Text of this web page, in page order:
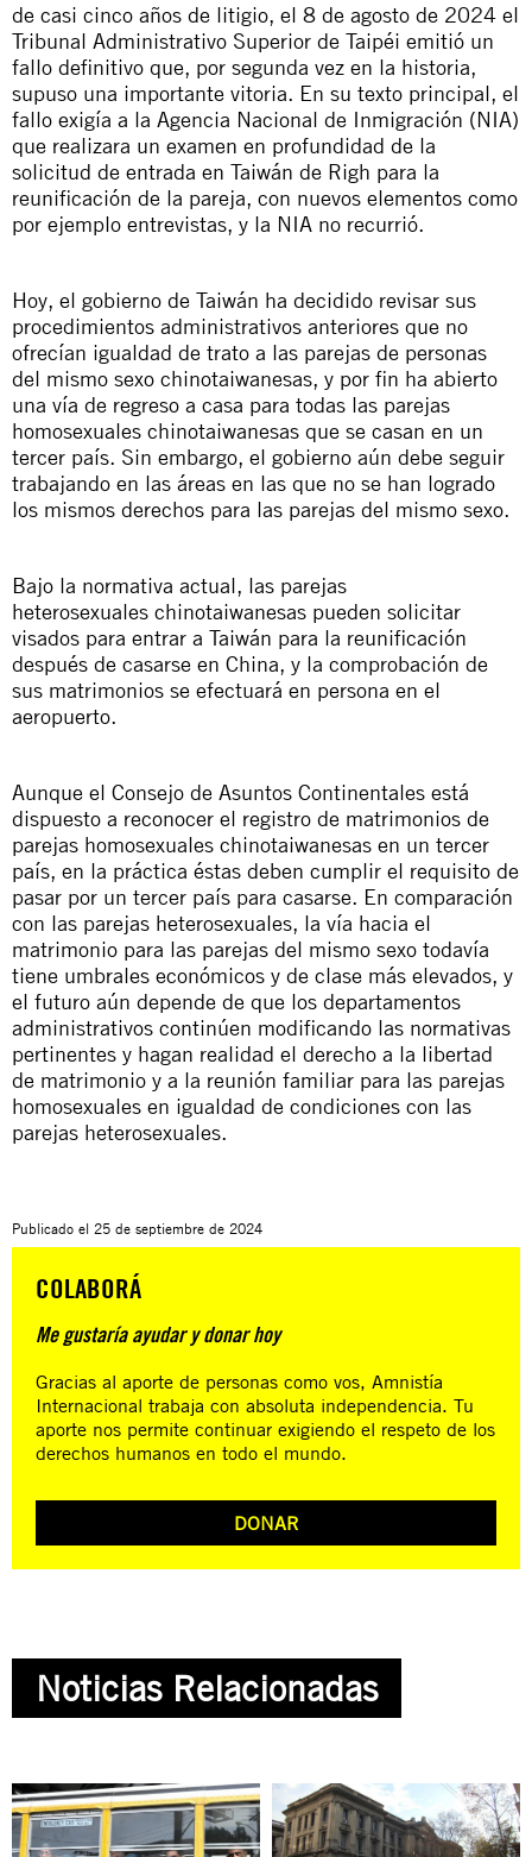
de casi cinco años de litigio, el 8 de agosto de 2024 el
Tribunal Administrativo Superior de Taipéi emitió un
fallo definitivo que, por segunda vez en la historia,
supuso una importante vitoria. En su texto principal, el
fallo exigía a la Agencia Nacional de Inmigración (NIA)
que realizara un examen en profundidad de la
solicitud de entrada en Taiwán de Righ para la
reunificación de la pareja, con nuevos elementos como
por ejemplo entrevistas, y la NIA no recurrió.
Hoy, el gobierno de Taiwán ha decidido revisar sus
procedimientos administrativos anteriores que no
ofrecían igualdad de trato a las parejas de personas
del mismo sexo chinotaiwanesas, y por fin ha abierto
una vía de regreso a casa para todas las parejas
homosexuales chinotaiwanesas que se casan en un
tercer país. Sin embargo, el gobierno aún debe seguir
trabajando en las áreas en las que no se han logrado
los mismos derechos para las parejas del mismo sexo.
Bajo la normativa actual, las parejas
heterosexuales chinotaiwanesas pueden solicitar
visados para entrar a Taiwán para la reunificación
después de casarse en China, y la comprobación de
sus matrimonios se efectuará en persona en el
aeropuerto.
Aunque el Consejo de Asuntos Continentales está
dispuesto a reconocer el registro de matrimonios de
parejas homosexuales chinotaiwanesas en un tercer
país, en la práctica éstas deben cumplir el requisito de
pasar por un tercer país para casarse. En comparación
con las parejas heterosexuales, la vía hacia el
matrimonio para las parejas del mismo sexo todavía
tiene umbrales económicos y de clase más elevados, y
el futuro aún depende de que los departamentos
administrativos continúen modificando las normativas
pertinentes y hagan realidad el derecho a la libertad
de matrimonio y a la reunión familiar para las parejas
homosexuales en igualdad de condiciones con las
parejas heterosexuales.
Publicado el 25 de septiembre de 2024
COLABORÁ
Me gustaría ayudar y donar hoy
Gracias al aporte de personas como vos, Amnistía
Internacional trabaja con absoluta independencia. Tu
aporte nos permite continuar exigiendo el respeto de los
derechos humanos en todo el mundo.
DONAR
Noticias Relacionadas